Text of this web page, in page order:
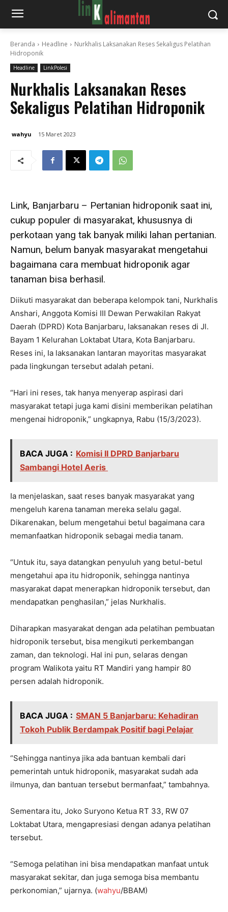
Beranda Headline
Nurkhalis Laksanakan Reses Sekaligus Pelatihan
Hidroponik
Headline LinkPolesi
Nurkhalis Laksanakan Reses
Sekaligus Pelatihan Hidroponik
wahyu 15 Maret 2023
Link, Banjarbaru – Pertanian hidroponik saat ini,
cukup populer di masyarakat, khususnya di
perkotaan yang tak banyak miliki lahan pertanian.
Namun, belum banyak masyarakat mengetahui
bagaimana cara membuat hidroponik agar
tanaman bisa berhasil.
Diikuti masyarakat dan beberapa kelompok tani, Nurkhalis
Anshari, Anggota Komisi III Dewan Perwakilan Rakyat
Daerah (DPRD) Kota Banjarbaru, laksanakan reses di Jl.
Bayam 1 Kelurahan Loktabat Utara, Kota Banjarbaru.
Reses ini, Ia laksanakan lantaran mayoritas masyarakat
pada lingkungan tersebut adalah petani.
“Hari ini reses, tak hanya menyerap aspirasi dari
masyarakat tetapi juga kami disini memberikan pelatihan
mengenai hidroponik,” ungkapnya, Rabu (15/3/2023).
BACA JUGA : Komisi II DPRD Banjarbaru
Sambangi Hotel Aeris
Ia menjelaskan, saat reses banyak masyarakat yang
mengeluh karena tanaman mereka selalu gagal.
Dikarenakan, belum mengetahui betul bagaimana cara
memanfaatkan hidroponik sebagai media tanam.
“Untuk itu, saya datangkan penyuluh yang betul-betul
mengetahui apa itu hidroponik, sehingga nantinya
masyarakat dapat menerapkan hidroponik tersebut, dan
mendapatkan penghasilan,” jelas Nurkhalis.
Diharapkan masyarakat dengan ada pelatihan pembuatan
hidroponik tersebut, bisa mengikuti perkembangan
zaman, dan teknologi. Hal ini pun, selaras dengan
program Walikota yaitu RT Mandiri yang hampir 80
persen adalah hidroponik.
BACA JUGA : SMAN 5 Banjarbaru: Kehadiran
Tokoh Publik Berdampak Positif bagi Pelajar
“Sehingga nantinya jika ada bantuan kembali dari
pemerintah untuk hidroponik, masyarakat sudah ada
ilmunya, dan bantuan tersebut bermanfaat,” tambahnya.
Sementara itu, Joko Suryono Ketua RT 33, RW 07
Loktabat Utara, mengapresiasi dengan adanya pelatihan
tersebut.
“Semoga pelatihan ini bisa mendapatkan manfaat untuk
masyarakat sekitar, dan juga semoga bisa membantu
perkonomian,” ujarnya. (wahyu/BBAM)